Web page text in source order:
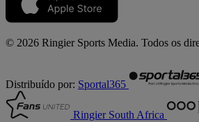
© 2026 Ringier Sports Media. Todos os
Distribuído por: Sportal365
Ringier South Africa